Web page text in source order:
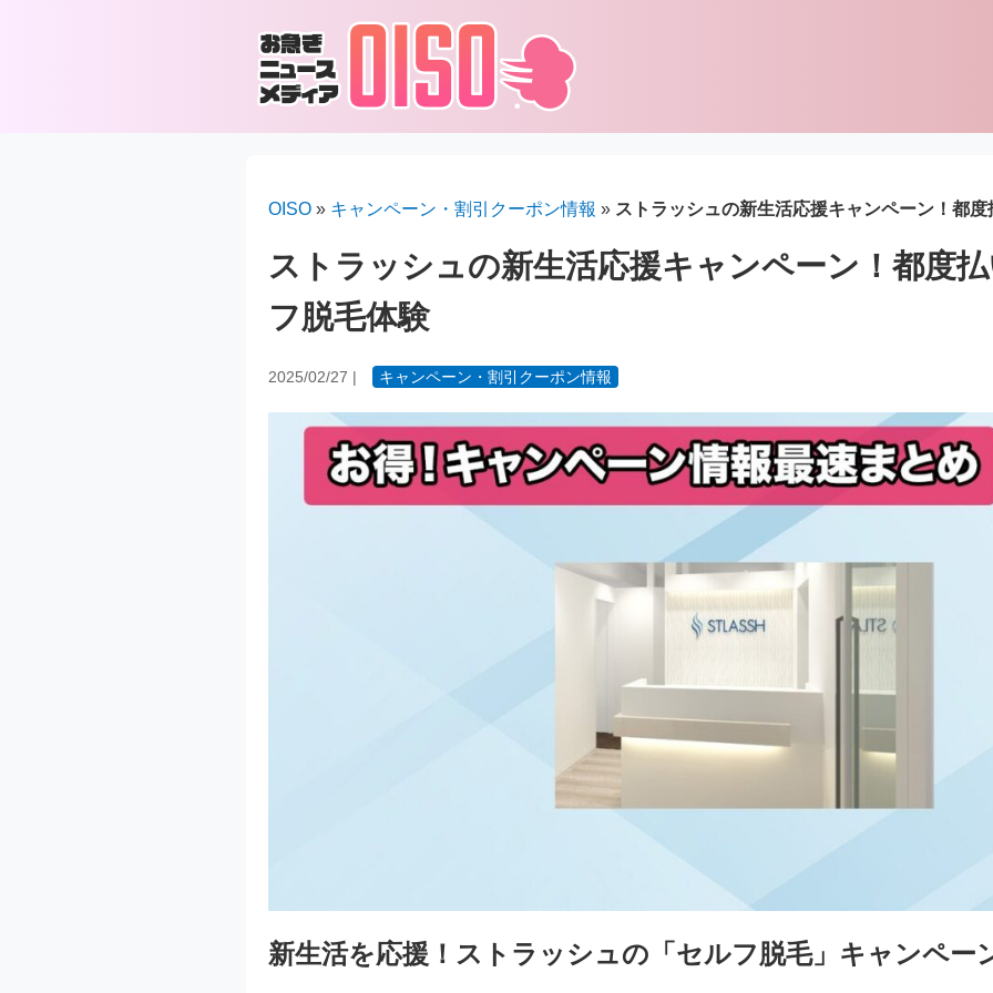
OISO » キャンペーン・割引クーポン情報 » ストラッシュの新生活応援キャンペーン！都
ストラッシュの新生活応援キャンペーン！都度
フ脱毛体験
2025/02/27 | キャンペーン・割引クーポン情報
新生活を応援！ストラッシュの「セルフ脱毛」キャンペー